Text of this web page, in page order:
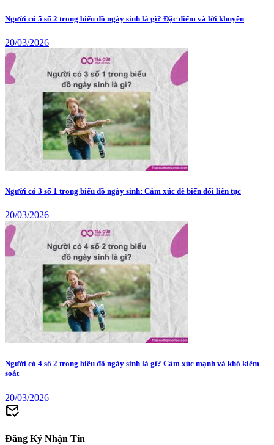
Người có 5 số 2 trong biểu đồ ngày sinh là gì? Đặc điểm và lời khuyên
20/03/2026
Người có 3 số 1 trong biểu đồ ngày sinh: Cảm xúc dễ biến đổi liên tục
20/03/2026
Người có 4 số 2 trong biểu đồ ngày sinh là gì? Cảm xúc mạnh và khó kiểm
soát
20/03/2026
mark_email_read
Đăng Ký Nhận Tin